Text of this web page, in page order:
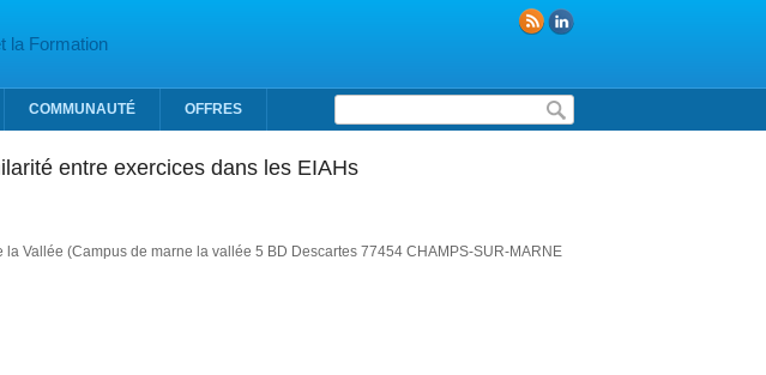
la Formation
Formulaire de recherche
COMMUNAUTÉ OFFRES
entre exercices dans les EIAHs
Vallée (Campus de marne la vallée 5 BD Descartes 77454 CHAMPS-SUR-MARNE